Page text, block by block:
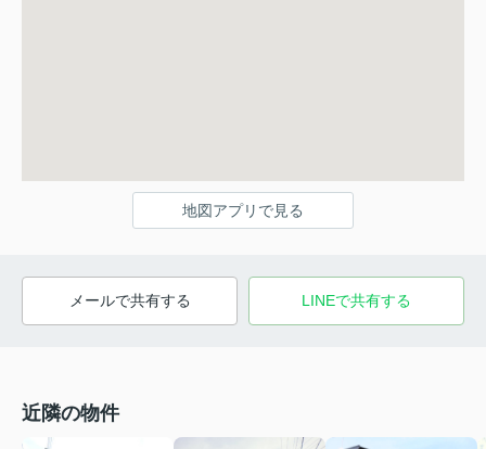
地図アプリで見る
メールで共有する LINEで共有する
近隣の物件